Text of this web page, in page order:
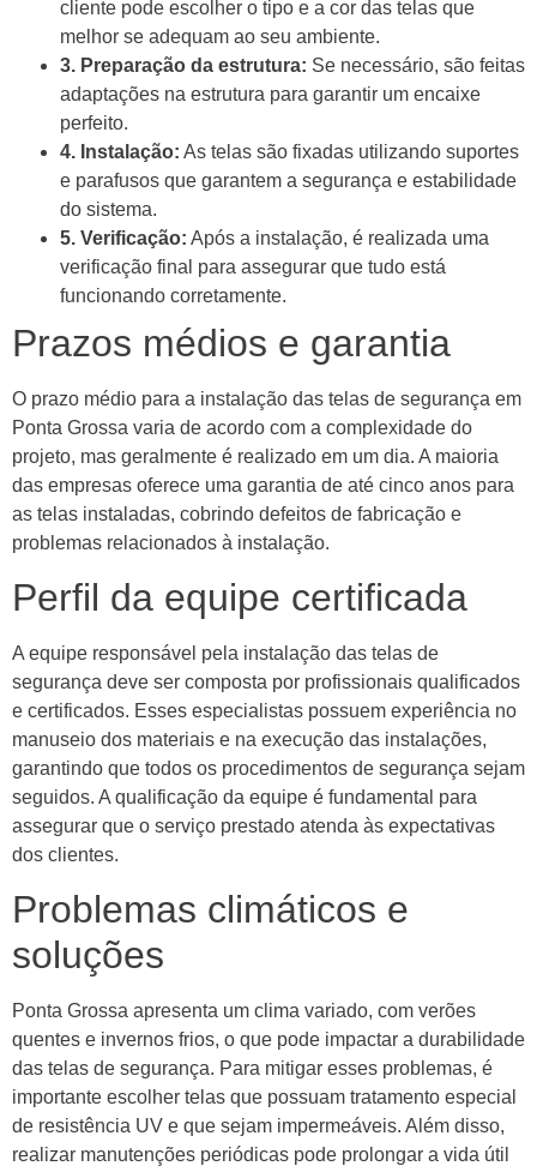
cliente pode escolher o tipo e a cor das telas que
melhor se adequam ao seu ambiente.
3. Preparação da estrutura: Se necessário, são feitas
adaptações na estrutura para garantir um encaixe
perfeito.
4. Instalação: As telas são fixadas utilizando suportes
e parafusos que garantem a segurança e estabilidade
do sistema.
5. Verificação: Após a instalação, é realizada uma
verificação final para assegurar que tudo está
funcionando corretamente.
Prazos médios e garantia
O prazo médio para a instalação das telas de segurança em
Ponta Grossa varia de acordo com a complexidade do
projeto, mas geralmente é realizado em um dia. A maioria
das empresas oferece uma garantia de até cinco anos para
as telas instaladas, cobrindo defeitos de fabricação e
problemas relacionados à instalação.
Perfil da equipe certificada
A equipe responsável pela instalação das telas de
segurança deve ser composta por profissionais qualificados
e certificados. Esses especialistas possuem experiência no
manuseio dos materiais e na execução das instalações,
garantindo que todos os procedimentos de segurança sejam
seguidos. A qualificação da equipe é fundamental para
assegurar que o serviço prestado atenda às expectativas
dos clientes.
Problemas climáticos e
soluções
Ponta Grossa apresenta um clima variado, com verões
quentes e invernos frios, o que pode impactar a durabilidade
das telas de segurança. Para mitigar esses problemas, é
importante escolher telas que possuam tratamento especial
de resistência UV e que sejam impermeáveis. Além disso,
realizar manutenções periódicas pode prolongar a vida útil